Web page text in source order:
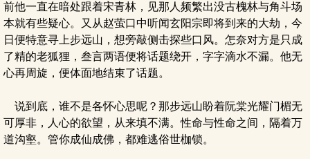
前他一直在暗处跟着宋青林，见那人频繁出没古槐林与角斗场
本就有些疑心。又从赵萤口中听闻玄阳宗即将到来的大劫，今
日便特意寻上步远山，想旁敲侧击探些口风。怎奈对方是只成
了精的老狐狸，叁言两语便将话题绕开，字字滴水不漏。他无
心再周旋，便体面地结束了话题。
说到底，谁不是各怀心思呢？那步远山盼着阮棠光耀门楣无
可厚非，人心的欲望，从来填不满。性命与性命之间，隔着万
道沟壑。管你成仙成佛，都难逃俗世枷锁。